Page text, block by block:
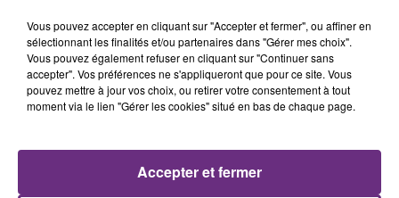
6 août 2026
L'INSPECTION DU TRAVAIL RAPPELLE À
L'ORDRE SUR LES CONDITIONS DE...
Alors que les dates de début des vendange 2026
s'est avéré être plus précoce que prévu,
les conditions de...
TITRES DIFFUSÉS
Vous pouvez accepter en cliquant sur "Accepter et fermer", ou affiner en
sélectionnant les finalités et/ou partenaires dans "Gérer mes choix".
Vous pouvez également refuser en cliquant sur "Continuer sans
accepter". Vos préférences ne s'appliqueront que pour ce site. Vous
pouvez mettre à jour vos choix, ou retirer votre consentement à tout
moment via le lien "Gérer les cookies" situé en bas de chaque page.
Accepter et fermer